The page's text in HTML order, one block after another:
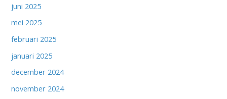
juni 2025
mei 2025
februari 2025
januari 2025
december 2024
november 2024